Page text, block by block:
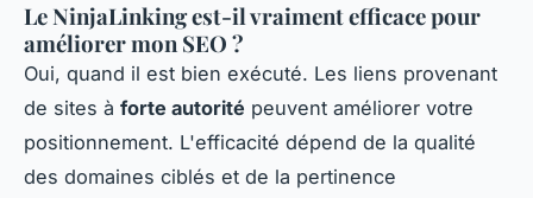
Le NinjaLinking est-il vraiment efficace pour
améliorer mon SEO ?
Oui, quand il est bien exécuté. Les liens provenant
de sites à forte autorité peuvent améliorer votre
positionnement. L'efficacité dépend de la qualité
des domaines ciblés et de la pertinence